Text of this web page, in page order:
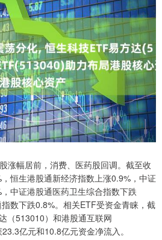
涨幅居前，消费、医药股回调。截至收
恒生港股通新经济指数上涨0.9%，中证
中证港股通医药卫生综合指数下跌
数下跌0.8%。相关ETF受资金青睐，截
（513010）和港股通互联网
亿元和10.8亿元资金净流入。